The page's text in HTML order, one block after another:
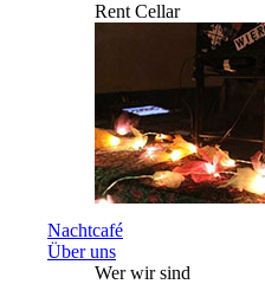
Rent Cellar
Nachtcafé
Über uns
Wer wir sind